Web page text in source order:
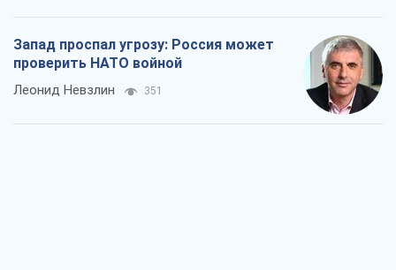
Запад проспал угрозу: Россия может
проверить НАТО войной
Леонид Невзлин 351